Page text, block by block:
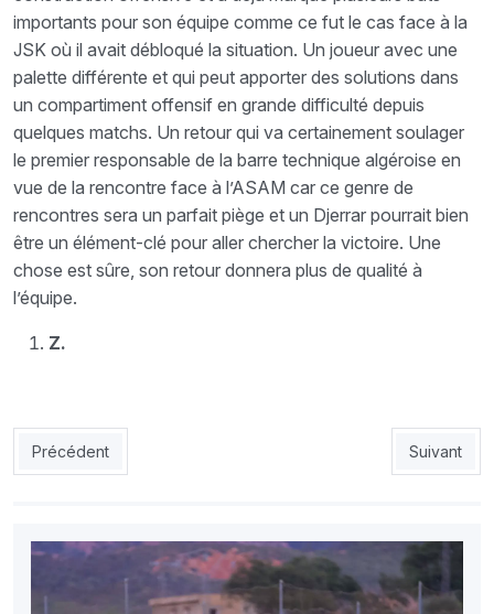
importants pour son équipe comme ce fut le cas face à la
JSK où il avait débloqué la situation. Un joueur avec une
palette différente et qui peut apporter des solutions dans
un compartiment offensif en grande difficulté depuis
quelques matchs. Un retour qui va certainement soulager
le premier responsable de la barre technique algéroise en
vue de la rencontre face à l’ASAM car ce genre de
rencontres sera un parfait piège et un Djerrar pourrait bien
être un élément-clé pour aller chercher la victoire. Une
chose est sûre, son retour donnera plus de qualité à
l’équipe.
Z.
Article précédent : USMA : Pourquoi il faut se méfier de l’US
Précédent Article
Suivant